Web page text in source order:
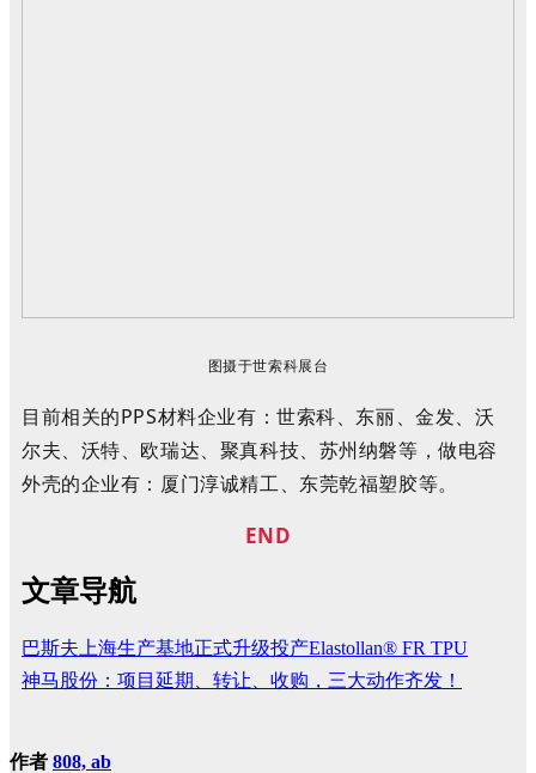
图摄于世索科展台
目前相关的PPS材料企业有：世索科、东丽、金发、沃
尔夫、沃特、欧瑞达、聚真科技、苏州纳磐等，做电容
外壳的企业有：厦门淳诚精工、东莞乾福塑胶等。
END
文章导航
巴斯夫上海生产基地正式升级投产Elastollan® FR TPU
神马股份：项目延期、转让、收购，三大动作齐发！
作者 808, ab